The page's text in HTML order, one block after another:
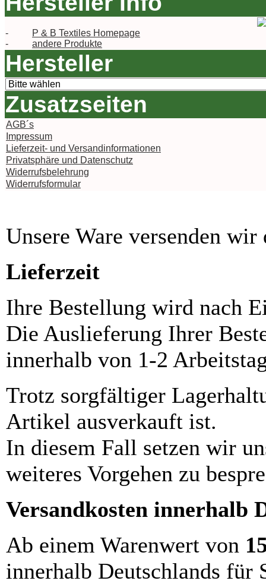
-
P & B Textiles Homepage
-
andere Produkte
Hersteller
Zusatzseiten
AGB´s
Impressum
Lieferzeit- und Versandinformationen
Privatsphäre und Datenschutz
Widerrufsbelehrung
Widerrufsformular
Unsere Ware versenden
Lieferzeit
Ihre Bestellung wird nach
Die Auslieferung Ihrer
innerhalb von 1-2
Trotz sorgfältiger
Artikel ausverkauft ist.
In diesem Fall setzen wir
weiteres Vorgehen zu
Versandkosten innerhalb
Ab einem Warenwert von
innerhalb Deutschlands für